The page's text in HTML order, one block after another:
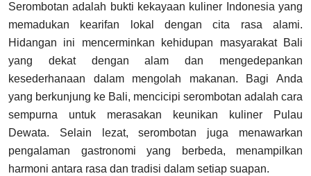
Serombotan adalah bukti kekayaan kuliner Indonesia yang
memadukan kearifan lokal dengan cita rasa alami.
Hidangan ini mencerminkan kehidupan masyarakat Bali
yang dekat dengan alam dan mengedepankan
kesederhanaan dalam mengolah makanan. Bagi Anda
yang berkunjung ke Bali, mencicipi serombotan adalah cara
sempurna untuk merasakan keunikan kuliner Pulau
Dewata. Selain lezat, serombotan juga menawarkan
pengalaman gastronomi yang berbeda, menampilkan
harmoni antara rasa dan tradisi dalam setiap suapan.